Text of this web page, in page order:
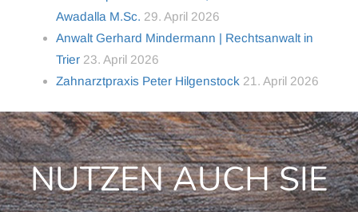
Awadalla M.Sc. 29. April 2026
Anwalt Gerhard Mindermann | Rechtsanwalt in
Trier 23. April 2026
Zahnarztpraxis Peter Hilgenstock 21. April 2026
NUTZEN AUCH SIE